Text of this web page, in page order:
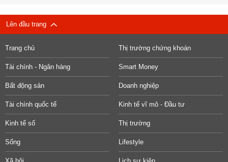
Lên đầu trang
Trang chủ Thị trường chứng khoán
Tài chính - Ngân hàng Smart Money
Bất động sản Doanh nghiệp
Tài chính quốc tế Kinh tế vĩ mô - Đầu tư
Kinh tế số Thị trường
Sống Lifestyle